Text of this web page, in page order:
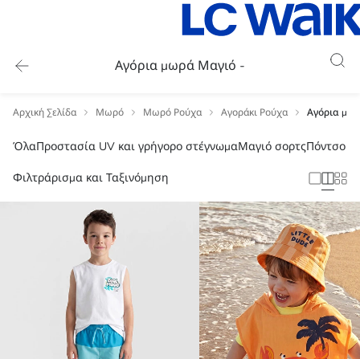
Αγόρια μωρά Μαγιό -
Αρχική Σελίδα Μωρό Μωρό Ρούχα Αγοράκι Ρούχα Αγόρια
ΌλαΠροστασία UV και γρήγορο στέγνωμαΜαγιό σορτςΠόντσο
Φιλτράρισμα και Ταξινόμηση